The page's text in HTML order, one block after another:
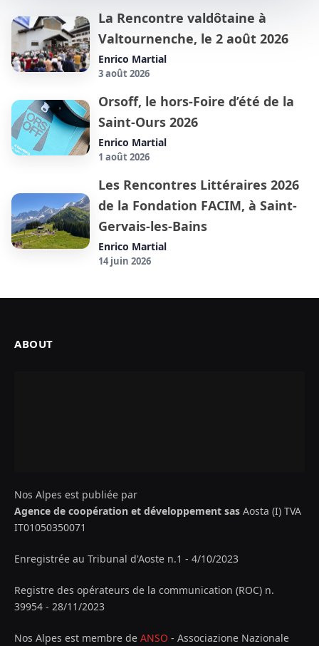
La Rencontre valdôtaine à
Valtournenche, le 2 août 2026
Enrico Martial
3 août 2026
Orsoff, le hors-Foire d’été de la
Saint-Ours 2026
Enrico Martial
1 août 2026
Les Rencontres Littéraires 2026
de la Fondation FACIM, à Saint-
Gervais-les-Bains
Enrico Martial
14 juin 2026
ABOUT
Nos Alpes est publiée par
Agence de coopération et développement sas Aosta (I) TVA
IT01050350071
Enregistrée au Tribunal d'Aoste n.1 - 4/10/2023
Registre des opérateurs de la communication (ROC) n.
39954 - 28/11/2023
Nos Alpes est membre de ANSO - Associazione Nazionale